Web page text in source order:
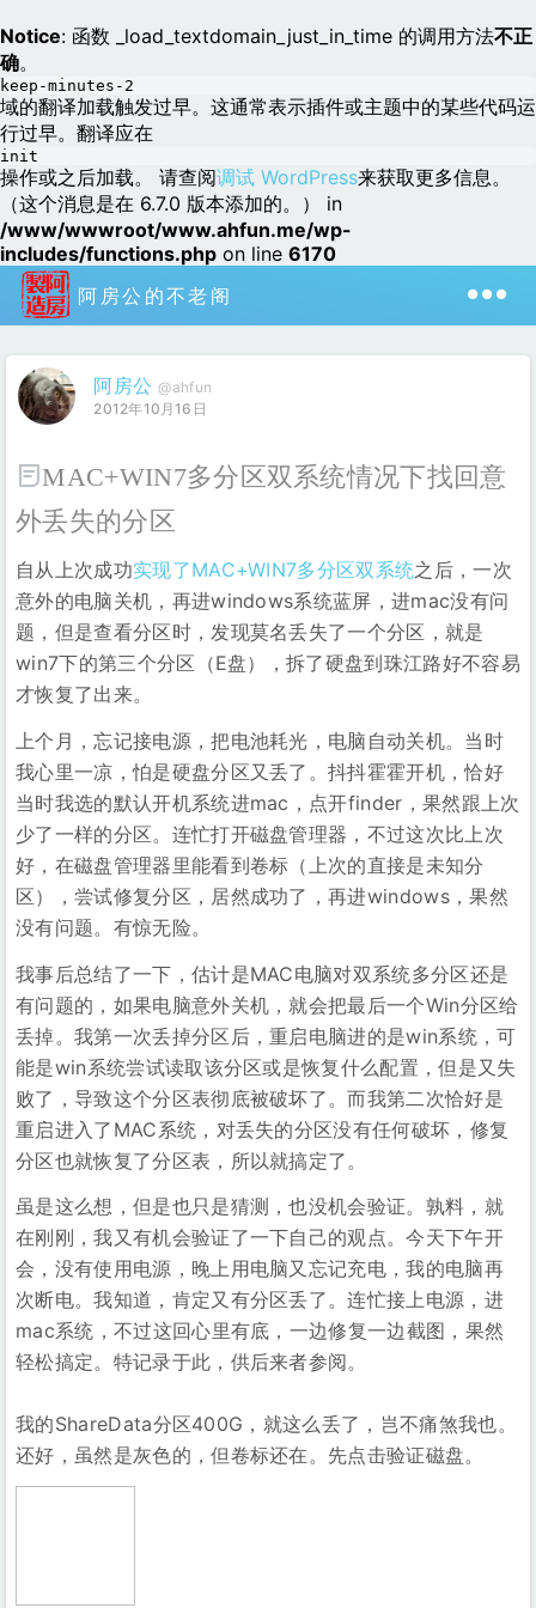
Notice: 函数 _load_textdomain_just_in_time 的调用方法不正
确。
keep-minutes-2
域的翻译加载触发过早。这通常表示插件或主题中的某些代码运
行过早。翻译应在
init
操作或之后加载。 请查阅调试 WordPress来获取更多信息。
（这个消息是在 6.7.0 版本添加的。） in
/www/wwwroot/www.ahfun.me/wp-
includes/functions.php on line 6170
阿房公的不老阁
阿房公 @ahfun
2012年10月16日
MAC+WIN7多分区双系统情况下找回意
外丢失的分区
自从上次成功实现了MAC+WIN7多分区双系统之后，一次
意外的电脑关机，再进windows系统蓝屏，进mac没有问
题，但是查看分区时，发现莫名丢失了一个分区，就是
win7下的第三个分区（E盘），拆了硬盘到珠江路好不容易
才恢复了出来。
上个月，忘记接电源，把电池耗光，电脑自动关机。当时
我心里一凉，怕是硬盘分区又丢了。抖抖霍霍开机，恰好
当时我选的默认开机系统进mac，点开finder，果然跟上次
少了一样的分区。连忙打开磁盘管理器，不过这次比上次
好，在磁盘管理器里能看到卷标（上次的直接是未知分
区），尝试修复分区，居然成功了，再进windows，果然
没有问题。有惊无险。
我事后总结了一下，估计是MAC电脑对双系统多分区还是
有问题的，如果电脑意外关机，就会把最后一个Win分区给
丢掉。我第一次丢掉分区后，重启电脑进的是win系统，可
能是win系统尝试读取该分区或是恢复什么配置，但是又失
败了，导致这个分区表彻底被破坏了。而我第二次恰好是
重启进入了MAC系统，对丢失的分区没有任何破坏，修复
分区也就恢复了分区表，所以就搞定了。
虽是这么想，但是也只是猜测，也没机会验证。孰料，就
在刚刚，我又有机会验证了一下自己的观点。今天下午开
会，没有使用电源，晚上用电脑又忘记充电，我的电脑再
次断电。我知道，肯定又有分区丢了。连忙接上电源，进
mac系统，不过这回心里有底，一边修复一边截图，果然
轻松搞定。特记录于此，供后来者参阅。
我的ShareData分区400G，就这么丢了，岂不痛煞我也。
还好，虽然是灰色的，但卷标还在。先点击验证磁盘。